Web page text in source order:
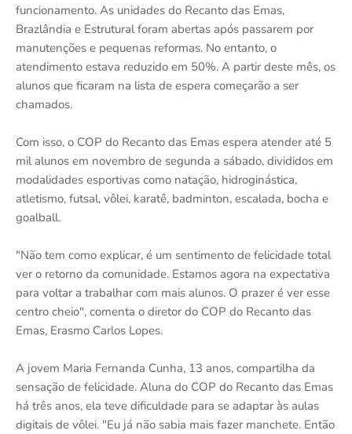
funcionamento. As unidades do Recanto das Emas,
Brazlândia e Estrutural foram abertas após passarem por
manutenções e pequenas reformas. No entanto, o
atendimento estava reduzido em 50%. A partir deste mês, os
alunos que ficaram na lista de espera começarão a ser
chamados.
Com isso, o COP do Recanto das Emas espera atender até 5
mil alunos em novembro de segunda a sábado, divididos em
modalidades esportivas como natação, hidroginástica,
atletismo, futsal, vôlei, karatê, badminton, escalada, bocha e
goalball.
"Não tem como explicar, é um sentimento de felicidade total
ver o retorno da comunidade. Estamos agora na expectativa
para voltar a trabalhar com mais alunos. O prazer é ver esse
centro cheio", comenta o diretor do COP do Recanto das
Emas, Erasmo Carlos Lopes.
A jovem Maria Fernanda Cunha, 13 anos, compartilha da
sensação de felicidade. Aluna do COP do Recanto das Emas
há três anos, ela teve dificuldade para se adaptar às aulas
digitais de vôlei. "Eu já não sabia mais fazer manchete. Então